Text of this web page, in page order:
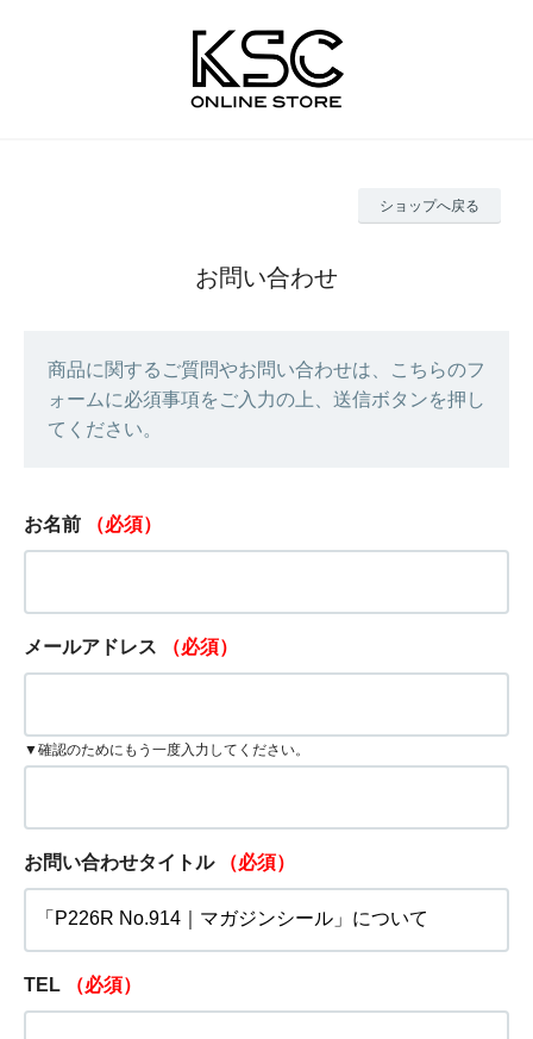
ショップへ戻る
お問い合わせ
商品に関するご質問やお問い合わせは、こちらのフ
ォームに必須事項をご入力の上、送信ボタンを押し
てください。
お名前 （必須）
メールアドレス （必須）
▼確認のためにもう一度入力してください。
お問い合わせタイトル （必須）
TEL （必須）